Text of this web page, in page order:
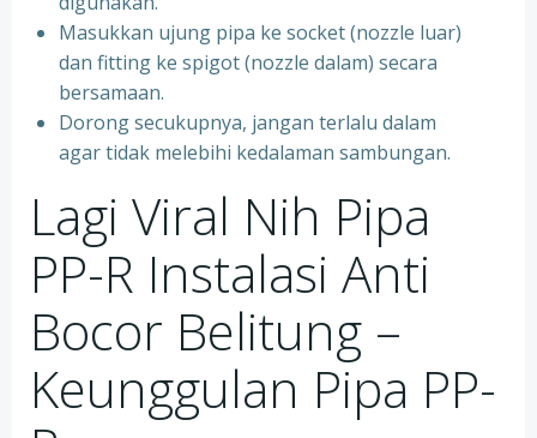
Masukkan ujung pipa ke socket (nozzle luar)
dan fitting ke spigot (nozzle dalam) secara
bersamaan.
Dorong secukupnya, jangan terlalu dalam
agar tidak melebihi kedalaman sambungan.
Lagi Viral Nih Pipa
PP-R Instalasi Anti
Bocor Belitung –
Keunggulan Pipa PP-